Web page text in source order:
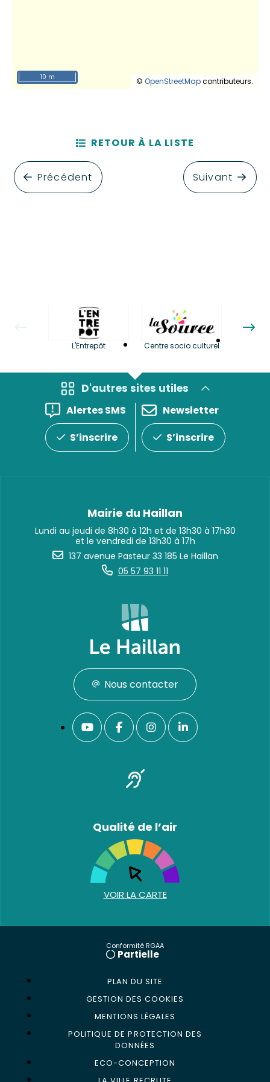
© OpenStreetMapcontributeurs.
10 m
Précédent
RETOUR À LA LISTE
Suivant
L'Entrepôt Centre socio culturel
D'autres sites utiles
Alertes SMS
S’inscrire
Newsletter
S’inscrire
Mairie du Haillan
Lundi au jeudi de 8h30 à 12h et de 13h30 à 17h30
et le vendredi de 13h30 à 17h
137 avenue Pasteur 33 185 Le Haillan
05 57 93 11 11
Nous contacter
Qualité de l’air
VOIR LA CARTE
Conformité RGAA
Partielle
PLAN DU SITE
GESTION DES COOKIES
MENTIONS LÉGALES
POLITIQUE DE PROTECTION DES
DONNÉES
ECO-CONCEPTION